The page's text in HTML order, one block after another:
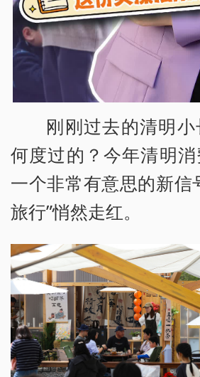
刚刚过去的清明
何度过的？今年清明
一个非常有意思的新
旅行”悄然走红。